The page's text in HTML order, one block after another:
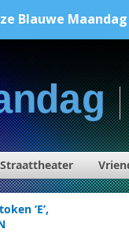
Straattheater
‘E’,